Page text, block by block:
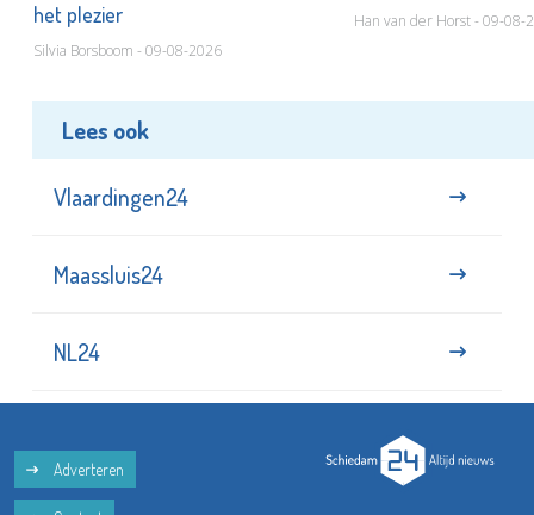
het plezier
Silvia Borsboom - 09-08-2026
Han van der Horst - 09-08-
Lees ook
Vlaardingen24
Maassluis24
NL24
Adverteren